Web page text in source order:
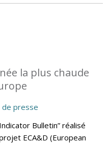
la plus chaude
de presse
Bulletin” réalisé
ECA&D (European